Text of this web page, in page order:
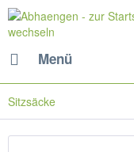
Menü
Sitzsäcke